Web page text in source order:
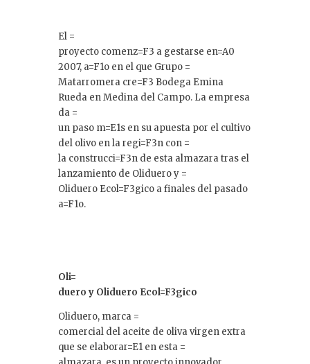
El =
proyecto comenz=F3 a gestarse en=A0
2007, a=F1o en el que Grupo =
Matarromera cre=F3 Bodega Emina
Rueda en Medina del Campo. La empresa
da =
un paso m=E1s en su apuesta por el cultivo
del olivo en la regi=F3n con =
la construcci=F3n de esta almazara tras el
lanzamiento de Oliduero y =
Oliduero Ecol=F3gico a finales del pasado
a=F1o.
Oli=
duero y Oliduero Ecol=F3gico
Oliduero, marca =
comercial del aceite de oliva virgen extra
que se elaborar=E1 en esta =